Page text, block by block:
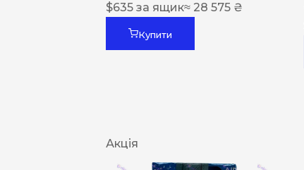
$635 за ящик≈ 28 575 ₴
Купити
Акція